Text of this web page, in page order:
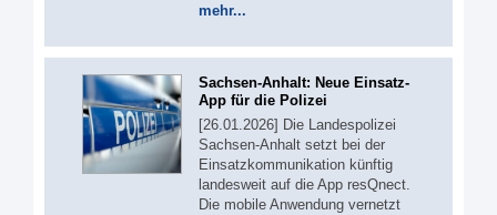
mehr...
Sachsen-Anhalt: Neue Einsatz-
App für die Polizei
[26.01.2026] Die Landespolizei
Sachsen-Anhalt setzt bei der
Einsatzkommunikation künftig
landesweit auf die App resQnect.
Die mobile Anwendung vernetzt